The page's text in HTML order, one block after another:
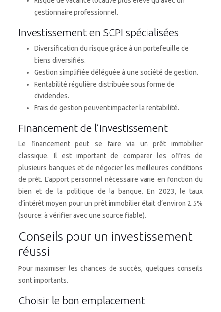
gestionnaire professionnel.
Investissement en SCPI spécialisées
Diversification du risque grâce à un portefeuille de
biens diversifiés.
Gestion simplifiée déléguée à une société de gestion.
Rentabilité régulière distribuée sous forme de
dividendes.
Frais de gestion peuvent impacter la rentabilité.
Financement de l’investissement
Le financement peut se faire via un prêt immobilier
classique. Il est important de comparer les offres de
plusieurs banques et de négocier les meilleures conditions
de prêt. L’apport personnel nécessaire varie en fonction du
bien et de la politique de la banque. En 2023, le taux
d’intérêt moyen pour un prêt immobilier était d’environ 2.5%
(source: à vérifier avec une source fiable).
Conseils pour un investissement
réussi
Pour maximiser les chances de succès, quelques conseils
sont importants.
Choisir le bon emplacement